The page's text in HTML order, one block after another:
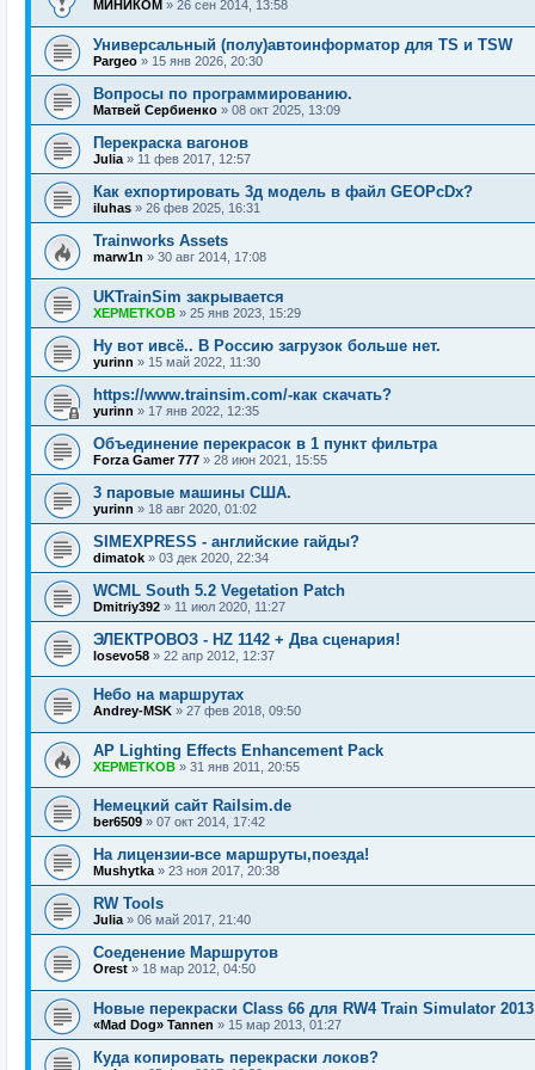
МИНИКОМ » 26 сен 2014, 13:58
Универсальный (полу)автоинформатор для TS и TSW
Pargeo » 15 янв 2026, 20:30
Вопросы по программированию.
Матвей Сербиенко » 08 окт 2025, 13:09
Перекраска вагонов
Julia » 11 фев 2017, 12:57
Как ехпортировать 3д модель в файл GEOPcDx?
iluhas » 26 фев 2025, 16:31
Trainworks Assets
marw1n » 30 авг 2014, 17:08
UKTrainSim закрывается
XEPMETKOB » 25 янв 2023, 15:29
Ну вот ивсё.. В Россию загрузок больше нет.
yurinn » 15 май 2022, 11:30
https://www.trainsim.com/-как скачать?
yurinn » 17 янв 2022, 12:35
Объединение перекрасок в 1 пункт фильтра
Forza Gamer 777 » 28 июн 2021, 15:55
3 паровые машины США.
yurinn » 18 авг 2020, 01:02
SIMEXPRESS - английские гайды?
dimatok » 03 дек 2020, 22:34
WCML South 5.2 Vegetation Patch
Dmitriy392 » 11 июл 2020, 11:27
ЭЛЕКТРОВОЗ - HZ 1142 + Два сценария!
losevo58 » 22 апр 2012, 12:37
Небо на маршрутах
Andrey-MSK » 27 фев 2018, 09:50
AP Lighting Effects Enhancement Pack
XEPMETKOB » 31 янв 2011, 20:55
Немецкий сайт Railsim.de
ber6509 » 07 окт 2014, 17:42
На лицензии-все маршруты,поезда!
Mushytka» 23 ноя 2017, 20:38
RW Tools
Julia» 06 май 2017, 21:40
Соеденение Маршрутов
Orest » 18 мар 2012, 04:50
Новые перекраски Class 66 для RW4 Train Simulator 2013
«Mad Dog» Tannen » 15 мар 2013, 01:27
Куда копировать перекраски локов?